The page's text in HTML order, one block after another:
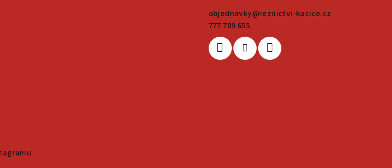
objednavky@reznictvi-kacice.cz
777 789 655